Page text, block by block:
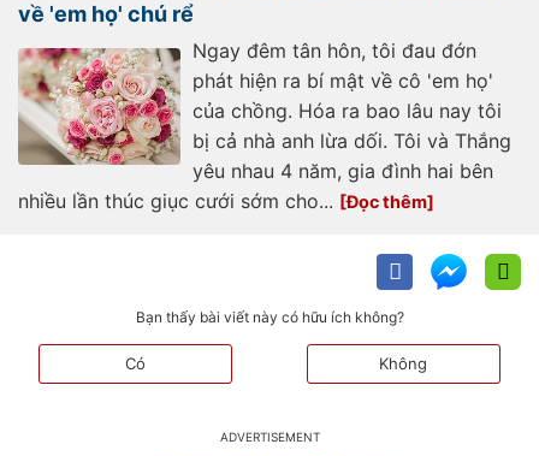
về 'em họ' chú rể
Ngay đêm tân hôn, tôi đau đớn
phát hiện ra bí mật về cô 'em họ'
của chồng. Hóa ra bao lâu nay tôi
bị cả nhà anh lừa dối. Tôi và Thắng
yêu nhau 4 năm, gia đình hai bên
nhiều lần thúc giục cưới sớm cho...
Bạn thấy bài viết này có hữu ích không?
Có Không